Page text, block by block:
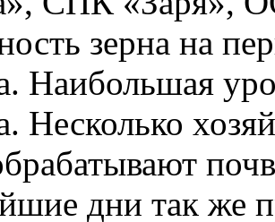
зерна на
Наибольшая
Несколько
дни так же